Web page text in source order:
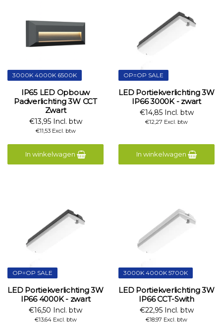
3000K 4000K 6500K
IP65 LED Opbouw
Padverlichting 3W CCT
Zwart
€13,95 Incl. btw
€11,53 Excl. btw
In winkelwagen
OP=OP SALE
LED Portiekverlichting 3W
IP66 3000K - zwart
€14,85 Incl. btw
€12,27 Excl. btw
In winkelwagen
OP=OP SALE
LED Portiekverlichting 3W
IP66 4000K - zwart
€16,50 Incl. btw
€13,64 Excl. btw
3000K 4000K 5700K
LED Portiekverlichting 3W
IP66 CCT-Swith
€22,95 Incl. btw
€18,97 Excl. btw